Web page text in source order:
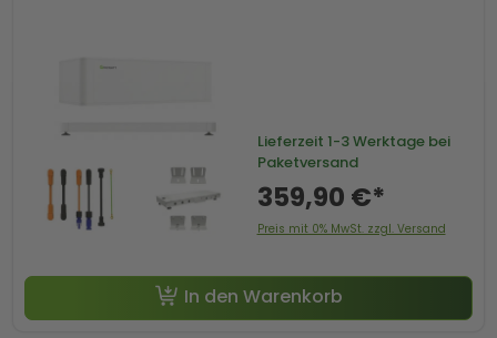
Lieferzeit 1-3 Werktage bei
Paketversand
359,90 €*
Preis mit 0% MwSt. zzgl. Versand
In den Warenkorb